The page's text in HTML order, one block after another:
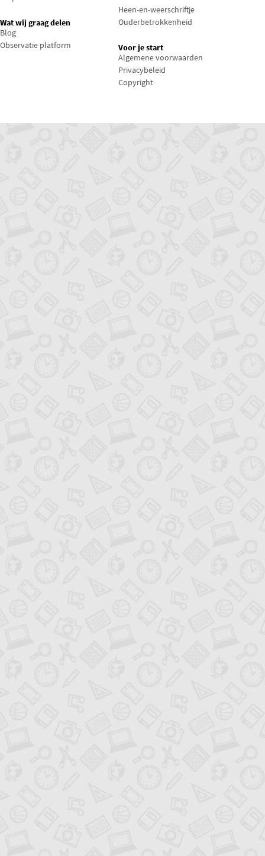
Wat wij graag delen
Blog
Observatie platform
Heen-en-weerschriftje
Ouderbetrokkenheid
Voor je start
Algemene voorwaarden
Privacybeleid
Copyright